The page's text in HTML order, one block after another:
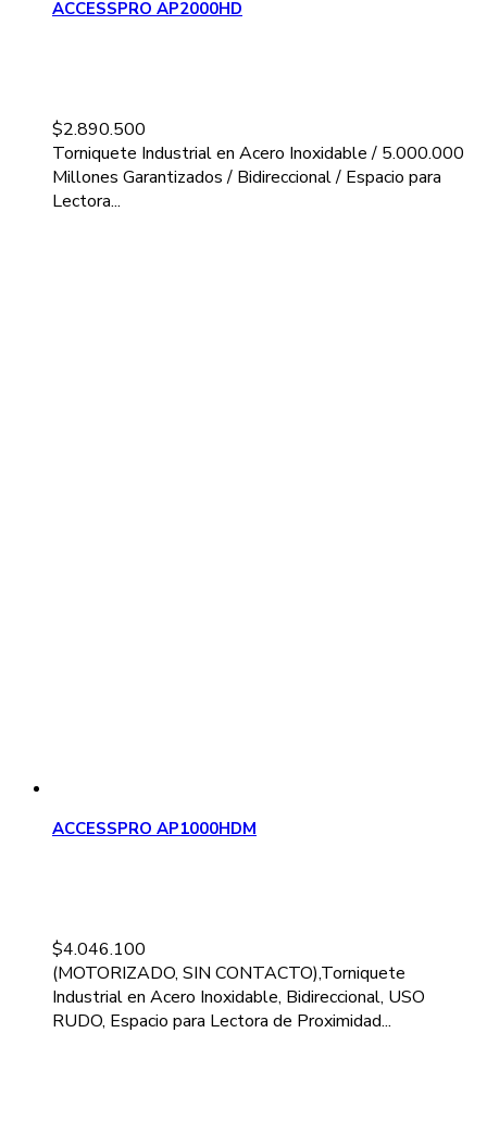
ACCESSPRO AP2000HD
$2.890.500
Torniquete Industrial en Acero Inoxidable / 5.000.000
Millones Garantizados / Bidireccional / Espacio para
Lectora...
ACCESSPRO AP1000HDM
$4.046.100
(MOTORIZADO, SIN CONTACTO),Torniquete
Industrial en Acero Inoxidable, Bidireccional, USO
RUDO, Espacio para Lectora de Proximidad...